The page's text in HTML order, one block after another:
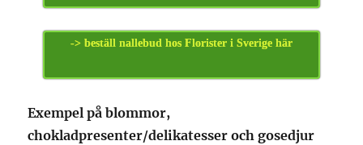
-> beställ nallebud hos Florister i Sverige här
Exempel på blommor,
chokladpresenter/delikatesser och gosedjur